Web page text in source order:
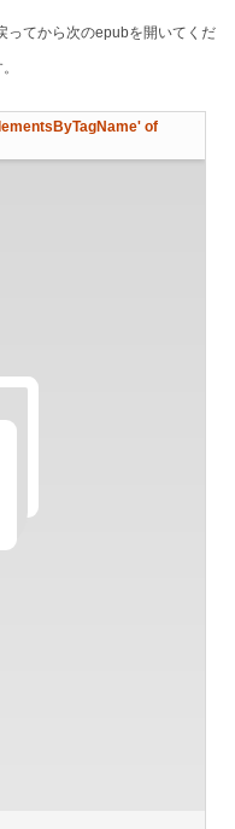
てから次のepubを開いてくだ